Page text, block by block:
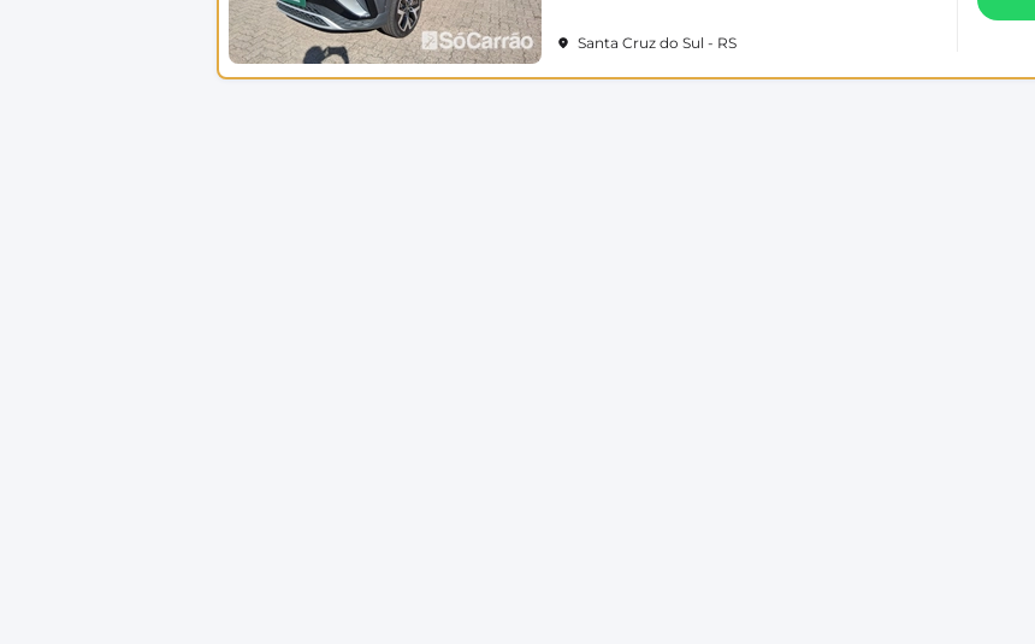
Santa Cruz do Sul - RS